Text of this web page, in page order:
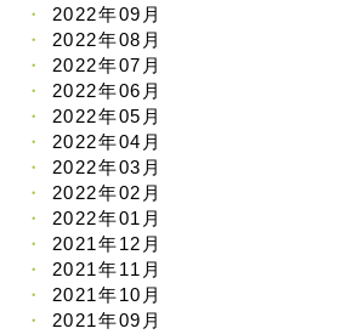
2022年09月
2022年08月
2022年07月
2022年06月
2022年05月
2022年04月
2022年03月
2022年02月
2022年01月
2021年12月
2021年11月
2021年10月
2021年09月